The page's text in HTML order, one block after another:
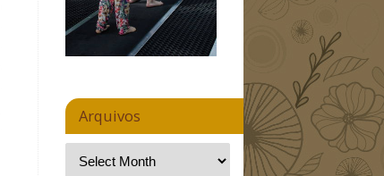
Arquivos